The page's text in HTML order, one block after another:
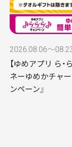
2026.08.06〜
【ゆめアプリ ら・
ネーゆめかチャ
ンペーン』